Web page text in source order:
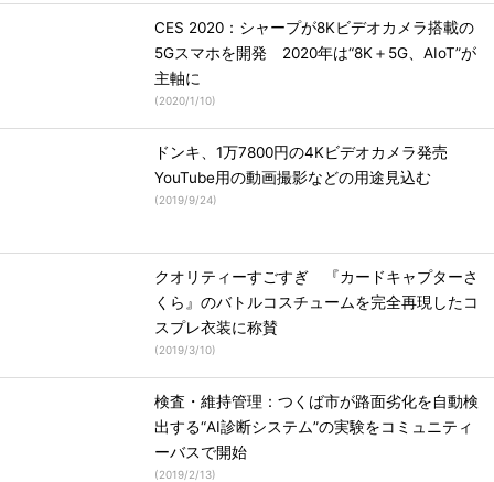
CES 2020：シャープが8Kビデオカメラ搭載の
5Gスマホを開発 2020年は“8K＋5G、AIoT”が
主軸に
(2020/1/10)
ドンキ、1万7800円の4Kビデオカメラ発売
YouTube用の動画撮影などの用途見込む
(2019/9/24)
クオリティーすごすぎ 『カードキャプターさ
くら』のバトルコスチュームを完全再現したコ
スプレ衣装に称賛
(2019/3/10)
検査・維持管理：つくば市が路面劣化を自動検
出する“AI診断システム”の実験をコミュニティ
ーバスで開始
(2019/2/13)